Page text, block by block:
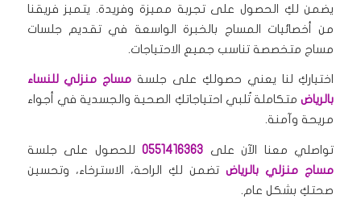
يضمن لكِ الحصول على تجربة مميزة وفريدة. يتميز فريقنا
من أخصائيات المساج بالخبرة الواسعة في تقديم جلسات
مساج متخصصة تناسب جميع الاحتياجات.
اختياركِ لنا يعني حصولكِ على جلسة مساج منزلي للنساء
بالرياضمتكاملة تُلبي احتياجاتكِ الصحية والجسدية في أجواء
مريحة وآمنة.
تواصلي معنا الآن على 0551416363للحصول على جلسة
مساج منزلي بالرياضتضمن لكِ الراحة، الاسترخاء، وتحسين
صحتكِ بشكل عام.